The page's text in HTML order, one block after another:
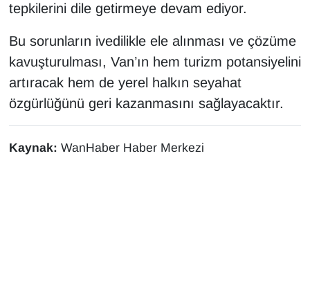
tepkilerini dile getirmeye devam ediyor.
Bu sorunların ivedilikle ele alınması ve çözüme
kavuşturulması, Van’ın hem turizm potansiyelini
artıracak hem de yerel halkın seyahat
özgürlüğünü geri kazanmasını sağlayacaktır.
Kaynak: WanHaber Haber Merkezi
YAŞAM
YEREL